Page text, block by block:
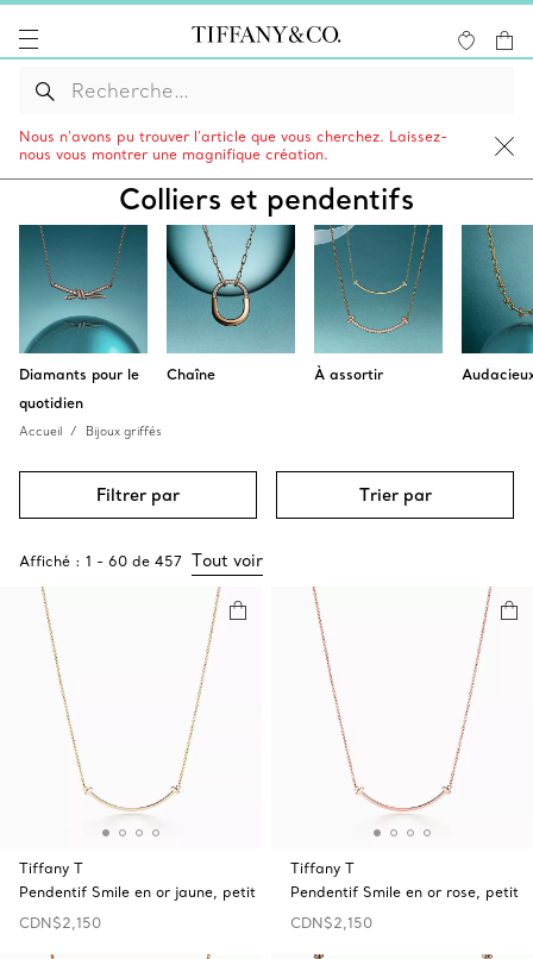
Nous n’avons pu trouver l’article que vous cherchez. Laissez-
nous vous montrer une magnifique création.
Colliers et pendentifs
Diamants pour le
quotidien
Chaîne À assortir
Accueil Bijoux griffés
Filtrer par Trier par
Affiché : 1 - 60 de 457 Tout voir
Tiffany T
Pendentif Smile en or jaune, petit
CDN$2,150
Tiffany T
Pendentif Smile en or rose, petit
CDN$2,150